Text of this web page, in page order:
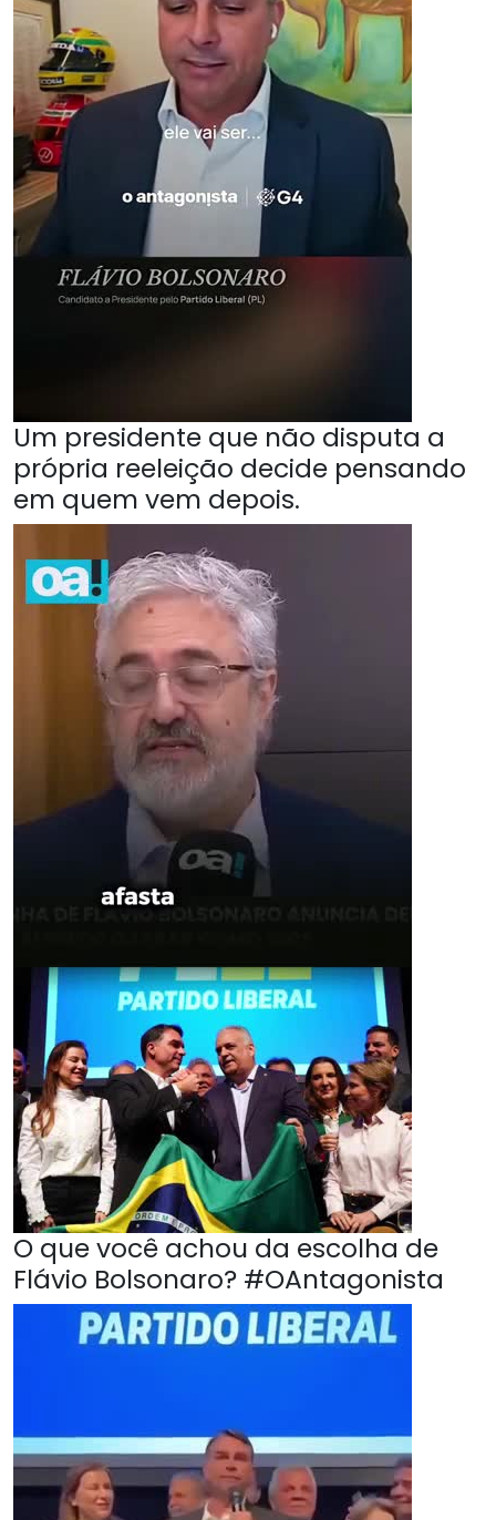
Um presidente que não disputa a
própria reeleição decide pensando
em quem vem depois.
O que você achou da escolha de
Flávio Bolsonaro? #OAntagonista